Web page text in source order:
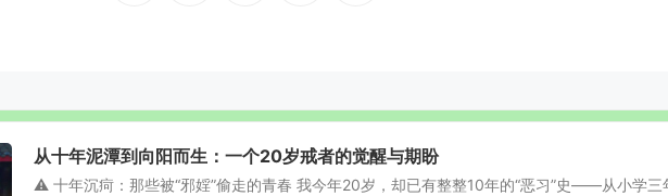
从十年泥潭到向阳而生：一个20岁戒者的觉醒与期盼
⚠️ 十年沉疴：那些被“邪婬”偷走的青春 我今年20岁，却已有整整10年的“恶习”史——从小学三